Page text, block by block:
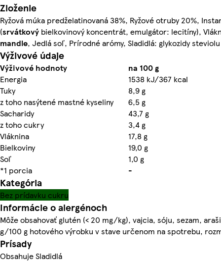
Zloženie
Ryžová múka predželatinovaná 38%, Ryžové otruby 20%,
(srvátkový bielkovinový koncentrát, emulgátor: lecitíny),
mandle, Jedlá soľ, Prírodné arómy, Sladidlá: glykozidy
Výživové údaje
Výživové hodnoty
na 100 g
Energia
1538 kJ/367 kcal
Tuky
8,9 g
z toho nasýtené mastné kyseliny
6,5 g
Sacharidy
43,7 g
z toho cukry
3,4 g
Vláknina
17,8 g
Bielkoviny
19,0 g
Soľ
1,0 g
*1 porcia
-
Kategória
Bez prídavku cukru
Informácie o alergénoch
Môže obsahovať glutén (< 20 mg/kg), vajcia, sóju, sezam,
g/100 g hotového výrobku v stave určenom na spotrebu,
Prísady
Obsahuje Sladidlá